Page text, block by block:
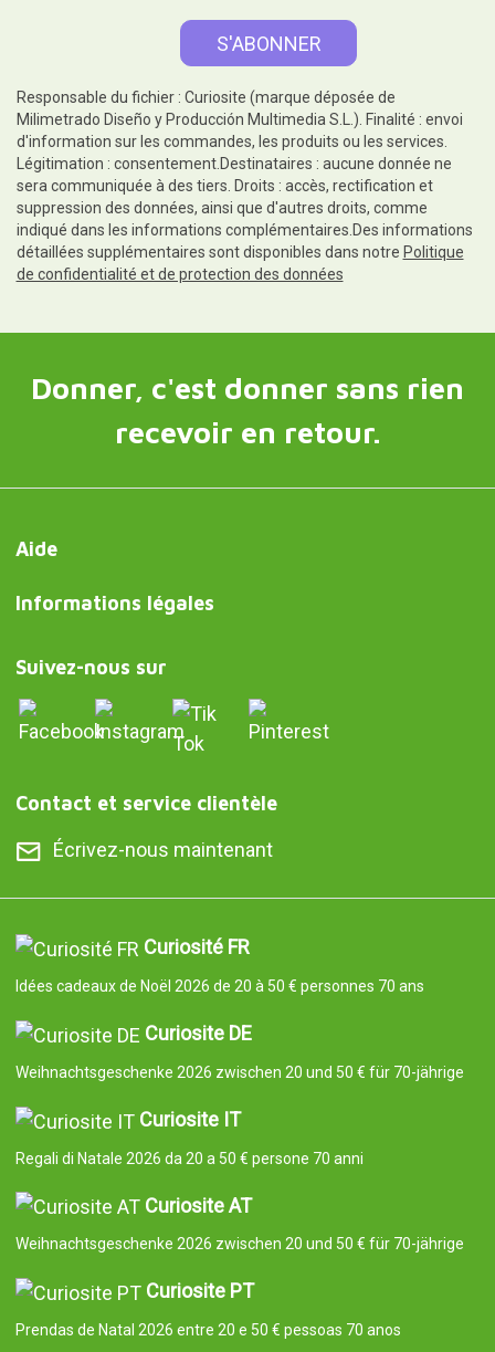
Responsable du fichier : Curiosite (marque déposée de
Milimetrado Diseño y Producción Multimedia S.L.). Finalité : envoi
d'information sur les commandes, les produits ou les services.
Légitimation : consentement.Destinataires : aucune donnée ne
sera communiquée à des tiers. Droits : accès, rectification et
suppression des données, ainsi que d'autres droits, comme
indiqué dans les informations complémentaires.Des informations
détaillées supplémentaires sont disponibles dans notre Politique
de confidentialité et de protection des données
Donner, c'est donner sans rien
recevoir en retour.
Aide
Informations légales
Suivez-nous sur
Contact et service clientèle
Écrivez-nous maintenant
Curiosité FR
Idées cadeaux de Noël 2026 de 20 à 50 € personnes 70 ans
Curiosite DE
Weihnachtsgeschenke 2026 zwischen 20 und 50 € für 70-jährige
Curiosite IT
Regali di Natale 2026 da 20 a 50 € persone 70 anni
Curiosite AT
Weihnachtsgeschenke 2026 zwischen 20 und 50 € für 70-jährige
Curiosite PT
Prendas de Natal 2026 entre 20 e 50 € pessoas 70 anos